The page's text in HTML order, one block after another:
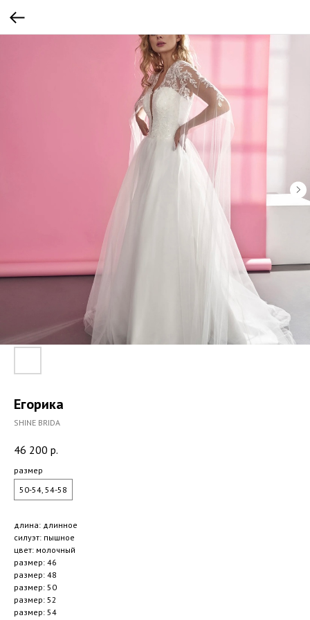
Егорика
SHINE BRIDA
46 200 р.
размер
50-54, 54-58
длина: длинное
силуэт: пышное
цвет: молочный
размер: 46
размер: 48
размер: 50
размер: 52
размер: 54